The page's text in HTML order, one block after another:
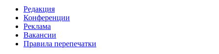
Редакция
Конференции
Реклама
Вакансии
Правила перепечатки